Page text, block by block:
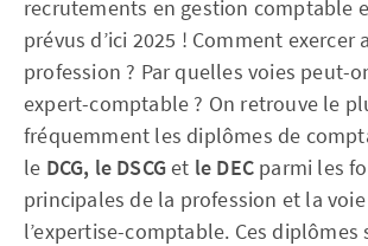
recrutements en gestion comptable
prévus d’ici 2025 ! Comment exercer
profession ? Par quelles voies peut-
expert-comptable ? On retrouve le
fréquemment les diplômes de
le DCG, le DSCGet le DEC parmi les
principales de la profession et la
l’expertise-comptable. Ces diplômes